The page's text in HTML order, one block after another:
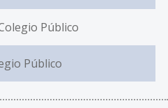
Público
Público